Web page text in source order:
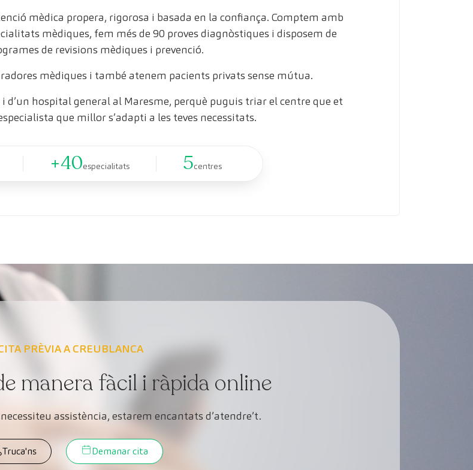
mèdica propera, rigorosa i basada en la confiança. Comptem amb
mèdiques, fem més de 90 proves diagnòstiques i disposem de
de revisions mèdiques i prevenció.
mèdiques i també atenem pacients privats sense mútua.
d’un hospital general al Maresme, perquè puguis triar el centre que et
que millor s’adapti a les teves necessitats.
+40especialitats 5centres
PRÈVIA A CREUBLANCA
manera fàcil i ràpida online
assistència, estarem encantats d’atendre’t.
Truca'ns Demanar cita